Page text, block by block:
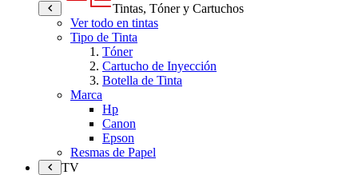
Tintas, Tóner y Cartuchos
Ver todo en tintas
Tipo de Tinta
Tóner
Cartucho de Inyección
Botella de Tinta
Marca
Hp
Canon
Epson
Resmas de Papel
TV